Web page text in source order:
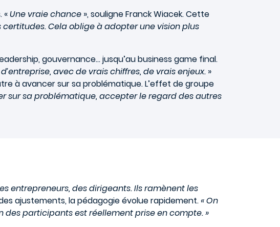
«Une vraie chance », souligne Franck Wiacek. Cette
certitudes. Cela oblige à adopter une vision plus
gouvernance… jusqu’au business game final.
avec de vrais chiffres, de vrais enjeux. »
à avancer sur sa problématique. L’effet de groupe
sur sa problématique, accepter le regard des autres
entrepreneurs, des dirigeants. Ils ramènent les
ajustements, la pédagogie évolue rapidement.« On
des participants est réellement prise en compte. »